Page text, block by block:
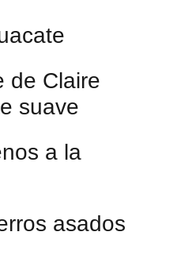
de Claire
suave
a la
asados